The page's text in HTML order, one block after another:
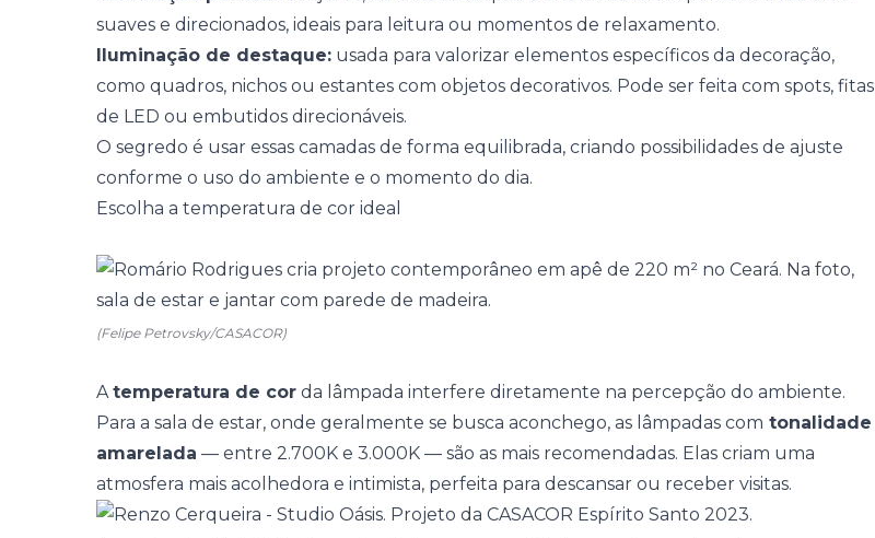
suaves e direcionados, ideais para leitura ou momentos de relaxamento.
Iluminação de destaque: usada para valorizar elementos específicos da decoração,
como quadros, nichos ou estantes com objetos decorativos. Pode ser feita com spots, fitas
de LED ou embutidos direcionáveis.
O segredo é usar essas camadas de forma equilibrada, criando possibilidades de ajuste
conforme o uso do ambiente e o momento do dia.
Escolha a temperatura de cor ideal
(Felipe Petrovsky/CASACOR)
Atemperatura de cor da lâmpada interfere diretamente na percepção do ambiente.
Para a sala de estar, onde geralmente se busca aconchego, as lâmpadas com tonalidade
amarelada — entre 2.700K e 3.000K — são as mais recomendadas. Elas criam uma
atmosfera mais acolhedora e intimista, perfeita para descansar ou receber visitas.